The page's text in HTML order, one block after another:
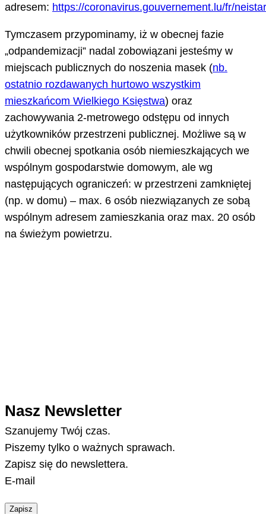
adresem: https://coronavirus.gouvernement.lu/fr/
Tymczasem przypominamy, iż w obecnej fazie
„odpandemizacji” nadal zobowiązani jesteśmy w
miejscach publicznych do noszenia masek (nb.
ostatnio rozdawanych hurtowo wszystkim
mieszkańcom Wielkiego Księstwa) oraz
zachowywania 2-metrowego odstępu od innych
użytkowników przestrzeni publicznej. Możliwe są w
chwili obecnej spotkania osób niemieszkających we
wspólnym gospodarstwie domowym, ale wg
następujących ograniczeń: w przestrzeni zamkniętej
(np. w domu) – max. 6 osób niezwiązanych ze sobą
wspólnym adresem zamieszkania oraz max. 20 osób
na świeżym powietrzu.
Nasz Newsletter
Szanujemy Twój czas.
Piszemy tylko o ważnych sprawach.
Zapisz się do newslettera.
E-mail
Zapisz